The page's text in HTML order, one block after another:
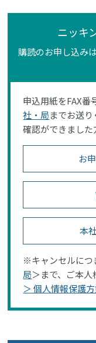
ニッキ
購読のお申し込み
申込用紙をFAX番
社・局までお送り
確認ができました
お
本
※キャンセルにつ
局＞まで、ご本人
＞ 個人情報保護